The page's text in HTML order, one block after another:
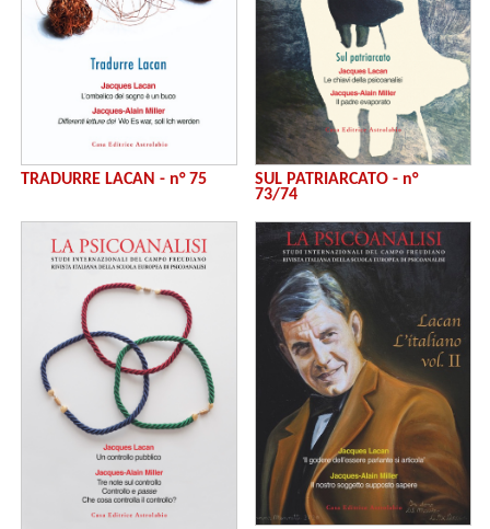
TRADURRE LACAN - n° 75
SUL PATRIARCATO - n°
73/74